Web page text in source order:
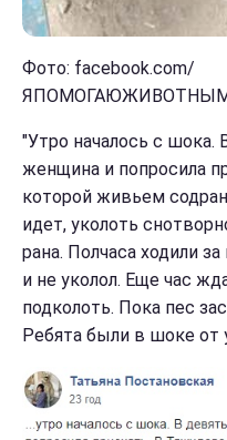
Фото: facebook.com/
"Утро началось с шока.
женщина и попросила
которой живьем
идет, уколоть
рана. Полчаса ходили
и не уколол. Еще час
подколоть. Пока пес
Ребята были в шоке от